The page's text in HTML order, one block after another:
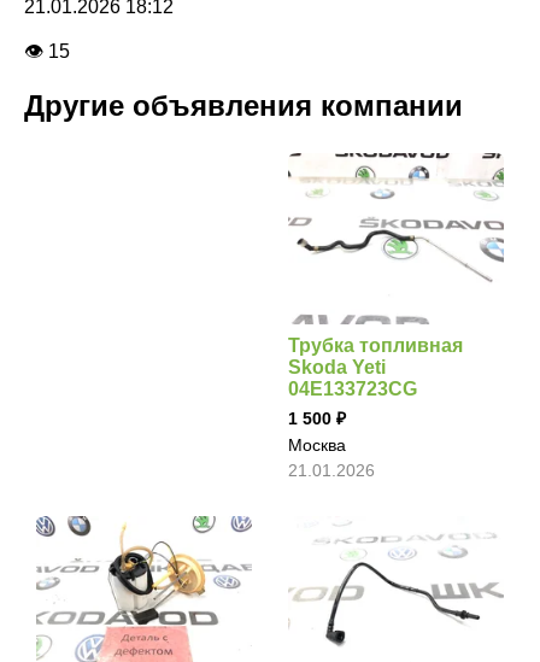
21.01.2026 18:12
👁 15
Другие объявления компании
Трубка топливная
Skoda Yeti
04E133723CG
1 500
Москва
21.01.2026